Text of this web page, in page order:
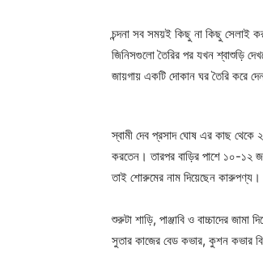
চন্দনা সব সময়ই কিছু না কিছু সেলাই
জিনিসগুলো তৈরির পর যখন শ্বাশুড়ি
জায়গায় একটি দোকান ঘর তৈরি করে
স্বামী দেব প্রসাদ ঘোষ এর কাছ
করতেন। তারপর বাড়ির পাশে ১০-১২
তাই শোরুমের নাম দিয়েছেন কারুপণ্য।
শুরুটা শাড়ি, পাঞ্জাবি ও বাচ্চাদের
সুতার কাজের বেড কভার, কুশন কভার